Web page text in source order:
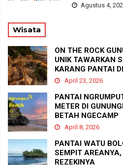
Agustus 4,
Wisata
ON THE ROCK
UNIK TAWARKAN
KARANG PANTAI
April 23, 2026
PANTAI
METER DI
BETAH NGECAMP
April 8, 2026
PANTAI WATU
SEMPIT
REZEKINYA